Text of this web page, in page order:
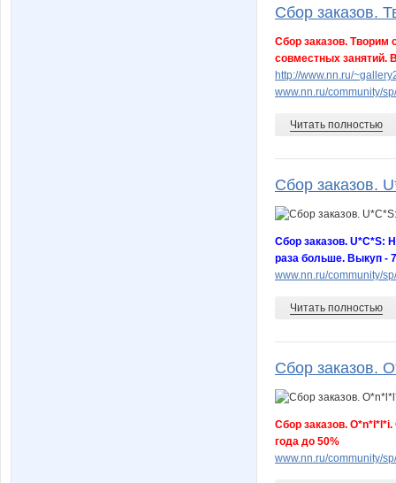
Сбор заказов.
Сбор заказов. Творим
совместных занятий.
http://www.nn.ru/
www.nn.ru/community/
Читать полностью
Сбор заказов.
Сбор заказов. U*C*S:
раза больше. Выкуп - 7
www.nn.ru/community/
Читать полностью
Сбор заказов.
Сбор заказов.
года до 50%
www.nn.ru/community/